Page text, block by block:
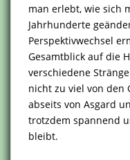
man erlebt, wie sich
Jahrhunderte
Perspektivwechsel
Gesamtblick auf die
verschiedene
nicht zu viel von den
abseits von Asgard
trotzdem spannend
bleibt.